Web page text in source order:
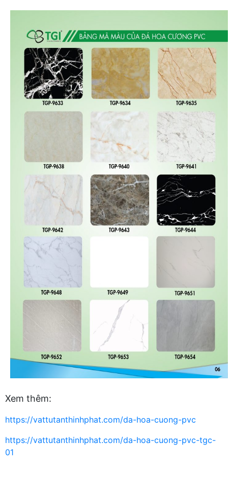
Xem thêm:
https://vattutanthinhphat.com/da-hoa-cuong-pvc
https://vattutanthinhphat.com/da-hoa-cuong-pvc-tgc-
01